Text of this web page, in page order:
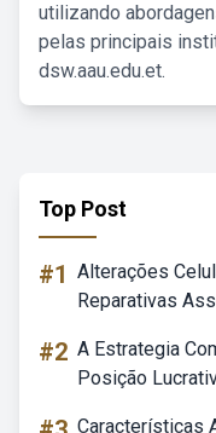
utilizando
pelas principais
dsw.aau.edu.et.
Top Post
#1 Alterações
Reparativas
#2 A Estrategia
Posição
Características